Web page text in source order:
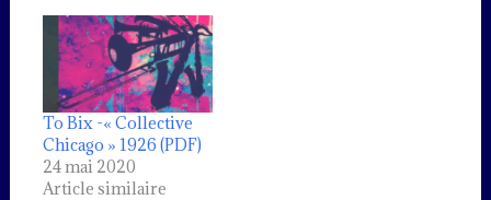
To Bix -« Collective
Chicago » 1926 (PDF)
24 mai 2020
Article similaire